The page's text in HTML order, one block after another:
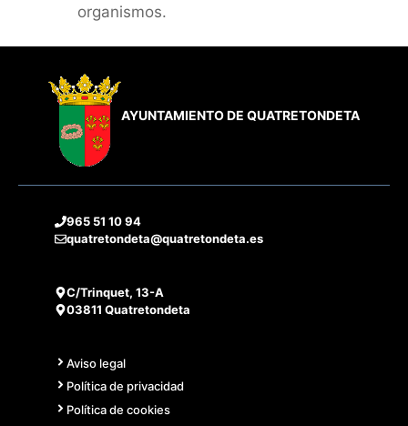
organismos.
AYUNTAMIENTO DE QUATRETONDETA
965 51 10 94
quatretondeta@quatretondeta.es
C/Trinquet, 13-A
03811 Quatretondeta
Aviso legal
Política de privacidad
Política de cookies